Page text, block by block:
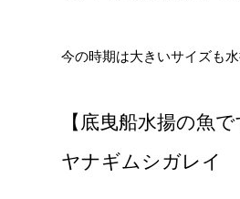
今の時期は大きいサイズも
【底曳船水揚の魚で
ヤナギムシガレイ